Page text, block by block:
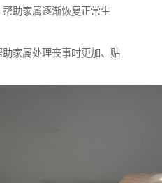
助家属逐渐恢复正常生
家属处理丧事时更加、贴